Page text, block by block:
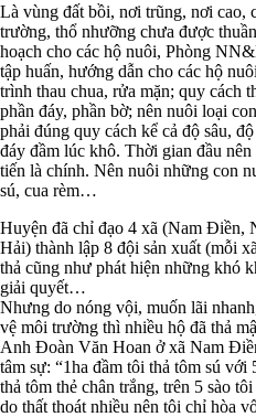
Là vùng đất bồi, nơi trũng, nơi cao,
trường, thổ nhưỡng chưa được
hoạch cho các hộ nuôi, Phòng
tập huấn, hướng dẫn cho các hộ
trình thau chua, rửa mặn; quy cách
phần đáy, phần bờ; nên nuôi loại
phải đúng quy cách kể cả độ sâu,
đáy đầm lúc khô. Thời gian đầu
tiến là chính. Nên nuôi những con
sú, cua rèm…
Huyện đã chỉ đạo 4 xã (Nam Điền,
Hải) thành lập 8 đội sản xuất (mỗi
thả cũng như phát hiện những khó
giải quyết…
Nhưng do nóng vội, muốn lãi
vệ môi trường thì nhiều hộ đã thả
Anh Đoàn Văn Hoan ở xã Nam
tâm sự: “1ha đầm tôi thả tôm sú với
thả tôm thẻ chân trắng, trên 5 sào
do thất thoát nhiều nên tôi chỉ hòa